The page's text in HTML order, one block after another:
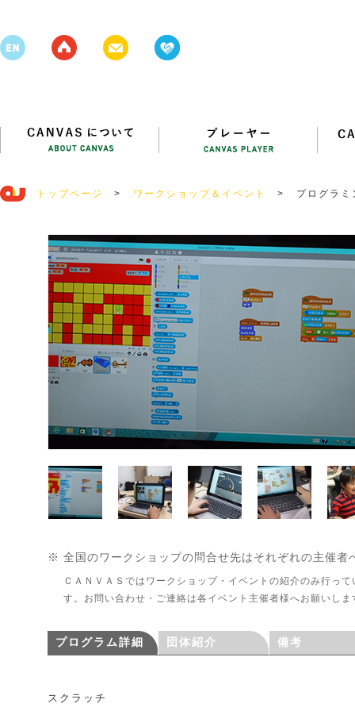
トップページ > ワークショップ＆イベント > プログラ
※ 全国のワークショップの問合せ先はそれぞれの主催者
ＣＡＮＶＡＳではワークショップ・イベントの紹介のみ行って
す。お問い合わせ・ご連絡は各イベント主催者様へお願いしま
プログラム詳細 団体紹介 備考
スクラッチ